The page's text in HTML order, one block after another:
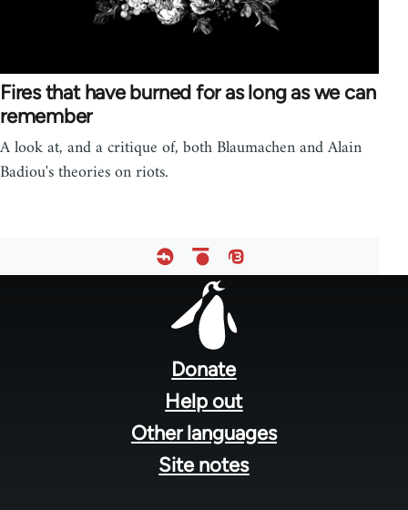
Fires that have burned for as long as we can
remember
A look at, and a critique of, both Blaumachen and Alain
Badiou's theories on riots.
Donate
Help out
Other languages
Site notes